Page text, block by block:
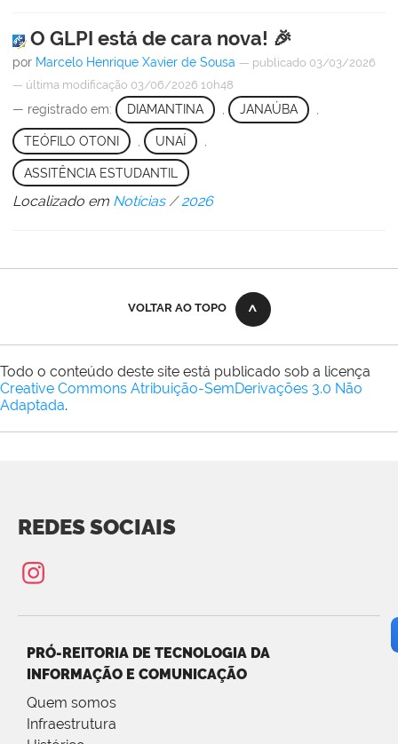
O GLPI está de cara nova! 🎉
por Marcelo Henrique Xavier de Sousa — publicado 03/03/2026
— última modificação 03/06/2026 10h48
— registrado em: DIAMANTINA , JANAÚBA ,
TEÓFILO OTONI UNAÍ
ASSITÊNCIA ESTUDANTIL
Localizado em Notícias /2026
VOLTAR AO TOPO
Todo o conteúdo deste site está publicado sob a licença
Creative Commons Atribuição-SemDerivações 3.0 Não
Adaptada.
REDES SOCIAIS
PRÓ-REITORIA DE TECNOLOGIA DA
INFORMAÇÃO E COMUNICAÇÃO
Quem somos
Infraestrutura